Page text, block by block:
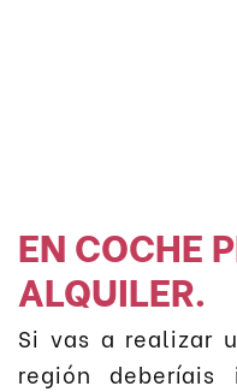
EN COCHE
ALQUILER.
Si vas a realizar
región deberíais